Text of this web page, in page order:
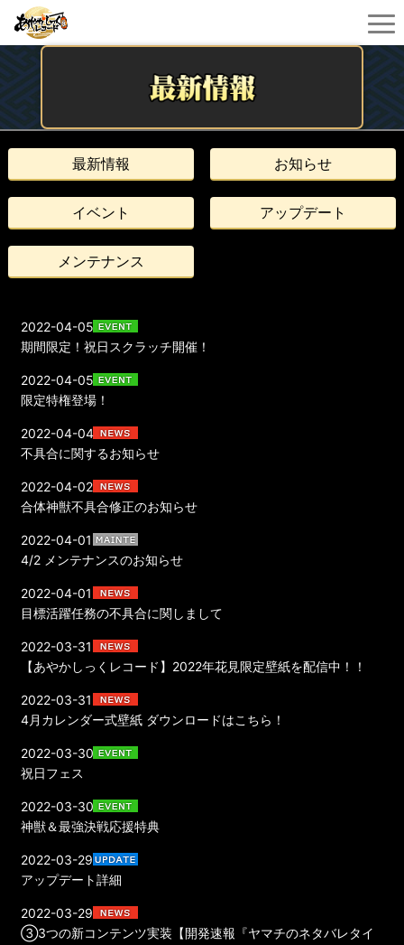
最新情報 お知らせ
イベント アップデート
メンテナンス
期間限定！祝日スクラッチ開催！
2022-04-05
限定特権登場！
2022-04-05
不具合に関するお知らせ
2022-04-04
合体神獣不具合修正のお知らせ
2022-04-02
4/2 メンテナンスのお知らせ
2022-04-01
目標活躍任務の不具合に関しまして
2022-04-01
【あやかしっくレコード】2022年花見限定壁紙を配信中！！
2022-03-31
4月カレンダー式壁紙 ダウンロードはこちら！
2022-03-31
祝日フェス
2022-03-30
神獣＆最強決戦応援特典
2022-03-30
アップデート詳細
2022-03-29
③3つの新コンテンツ実装【開発速報『ヤマチのネタバレタイ
2022-03-29